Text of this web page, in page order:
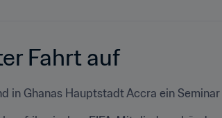
Fahrt auf
in Ghanas Hauptstadt Accra ein